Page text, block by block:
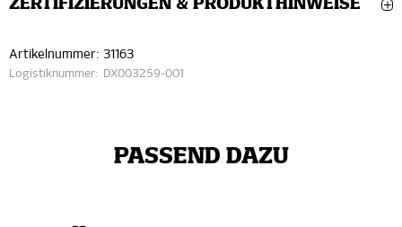
ZERTIFIZIERUNGEN & PRODUKTHINWEISE
Artikelnummer: 31163
Logistiknummer: DX003259-001
PASSEND DAZU